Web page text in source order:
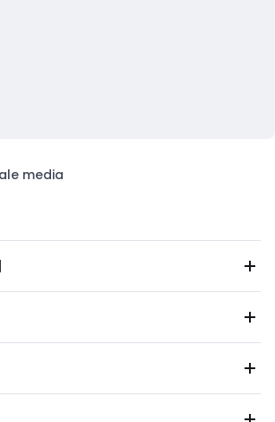
media